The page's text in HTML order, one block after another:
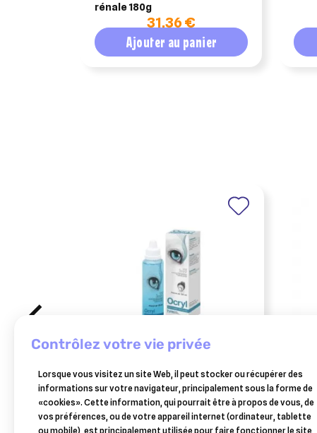
rénale 180g
31,36 €
Ajouter au panier
TVM
ocryl produit d'hygiène 135ml
9,60 €
Ajouter au panier
contrôlez votre vie privée
Lorsque vous visitez un site Web, il peut stocker ou récupérer des
informations sur votre navigateur, principalement sous la forme de
«cookies». Cette information, qui pourrait être à propos de vous, de
vos préférences, ou de votre appareil internet (ordinateur, tablette
ou mobile), est principalement utilisée pour faire fonctionner le site